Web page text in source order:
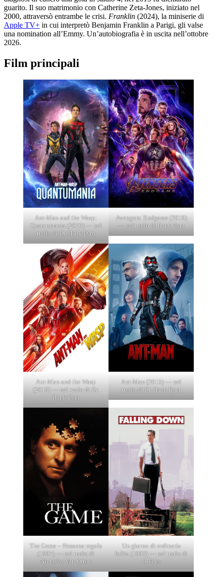
guarito. Il suo matrimonio con Catherine Zeta-Jones, iniziato nel
2000, attraversò entrambe le crisi. Franklin (2024), la miniserie di
Apple TV+ in cui interpretò Benjamin Franklin a Parigi, gli valse
una nomination all’Emmy. Un’autobiografia è in uscita nell’ottobre
2026.
Film principali
Ant-Man and the Wasp:
Quantumania (2023) — nel
ruolo di Dr. Hank Pym
Avengers: Endgame (2019)
— nel ruolo di Hank Pym
Ant-Man and the Wasp
(2018) — nel ruolo di Dr.
Hank Pym
Ant-Man (2015) — nel
ruolo di Dr. Hank Pym
The Game – Nessuna regola
(1997) — nel ruolo di
Nicholas Van Orton
Un giorno di ordinaria
follia (1993) — nel ruolo di
D-Fens